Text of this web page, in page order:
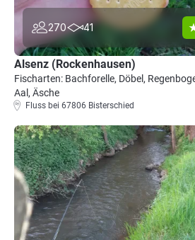
270 41
Alsenz (Rockenhausen)
Fischarten: Bachforelle, Döbel,
Aal, Äsche
Fluss bei 67806 Bisterschied